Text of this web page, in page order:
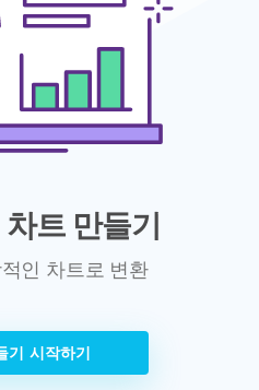
트 만들기
인 차트로 변환
기 시작하기